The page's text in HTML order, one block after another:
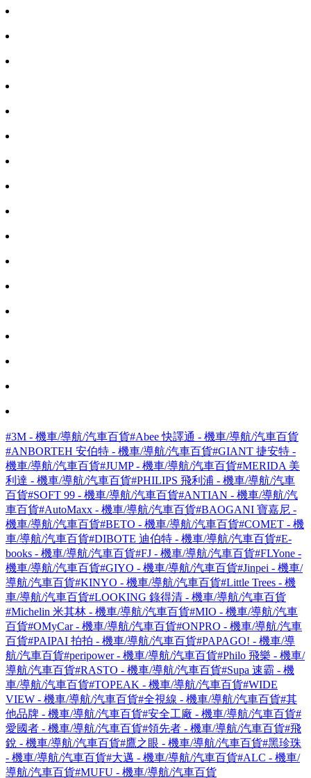
#3M - 機車/導航/汽車百貨#Abee 快譯通 - 機車/導航/汽車百貨
#ANBORTEH 安伯特 - 機車/導航/汽車百貨#GIANT 捷安特 -
機車/導航/汽車百貨#JUMP - 機車/導航/汽車百貨#MERIDA 美
利達 - 機車/導航/汽車百貨#PHILIPS 飛利浦 - 機車/導航/汽車
百貨#SOFT 99 - 機車/導航/汽車百貨#ANTIAN - 機車/導航/汽
車百貨#AutoMaxx - 機車/導航/汽車百貨#BAOGANI 寶嘉尼 -
機車/導航/汽車百貨#BETO - 機車/導航/汽車百貨#COMET - 機
車/導航/汽車百貨#DIBOTE 迪伯特 - 機車/導航/汽車百貨#E-
books - 機車/導航/汽車百貨#FJ - 機車/導航/汽車百貨#FLYone -
機車/導航/汽車百貨#GIYO - 機車/導航/汽車百貨#Jinpei - 機車/
導航/汽車百貨#KINYO - 機車/導航/汽車百貨#Little Trees - 機
車/導航/汽車百貨#LOOKING 錄得清 - 機車/導航/汽車百貨
#Michelin 米其林 - 機車/導航/汽車百貨#MIO - 機車/導航/汽車
百貨#OMyCar - 機車/導航/汽車百貨#ONPRO - 機車/導航/汽車
百貨#PAIPAI 拍拍 - 機車/導航/汽車百貨#PAPAGO! - 機車/導
航/汽車百貨#peripower - 機車/導航/汽車百貨#Philo 飛樂 - 機車/
導航/汽車百貨#RASTO - 機車/導航/汽車百貨#Supa 速霸 - 機
車/導航/汽車百貨#TOPEAK - 機車/導航/汽車百貨#WIDE
VIEW - 機車/導航/汽車百貨#全視線 - 機車/導航/汽車百貨#其
他品牌 - 機車/導航/汽車百貨#安全工廠 - 機車/導航/汽車百貨#
愛國者 - 機車/導航/汽車百貨#領先者 - 機車/導航/汽車百貨#飛
銳 - 機車/導航/汽車百貨#鷹之眼 - 機車/導航/汽車百貨#黑珍珠
- 機車/導航/汽車百貨#大邁 - 機車/導航/汽車百貨#ALC - 機車/
導航/汽車百貨#MUFU - 機車/導航/汽車百貨